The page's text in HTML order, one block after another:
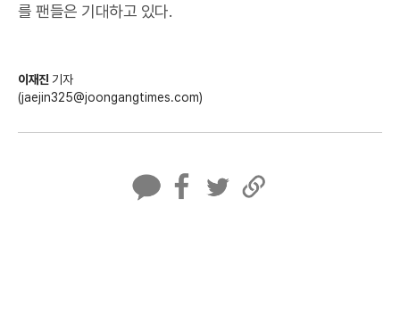
를 팬들은 기대하고 있다.
이재진 기자
(jaejin325@joongangtimes.com)